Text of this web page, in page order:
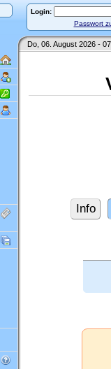
Login:
Passwort
Do, 06. August 2026 -
Info